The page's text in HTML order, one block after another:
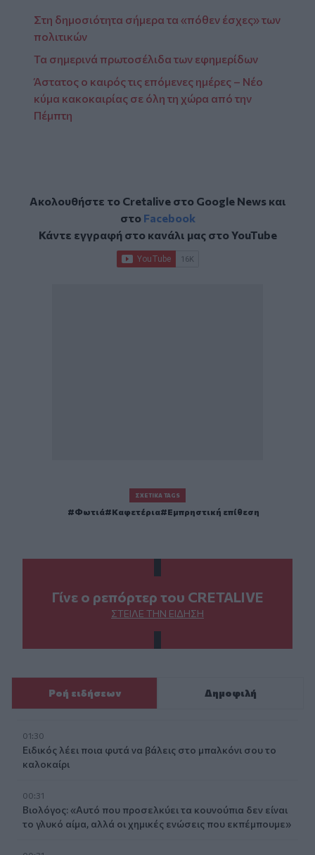
Στη δημοσιότητα σήμερα τα «πόθεν έσχες» των
πολιτικών
Τα σημερινά πρωτοσέλιδα των εφημερίδων
Άστατος ο καιρός τις επόμενες ημέρες – Νέο
κύμα κακοκαιρίας σε όλη τη χώρα από την
Πέμπτη
Ακολουθήστε το Cretalive στο Google Newsκαι
στο Facebook
Κάντε εγγραφή στο κανάλι μας στοYouTube
ΣΧΕΤΙΚΆ TAGS
Φωτιά Καφετέρια Εμπρηστική επίθεση
Γίνε ο ρεπόρτερ του CRETALIVE
ΣΤΕΊΛΕ ΤΗΝ ΕΊΔΗΣΗ
Ροή ειδήσεων Δημοφιλή
01:30
Ειδικός λέει ποια φυτά να βάλεις στο μπαλκόνι σου το
καλοκαίρι
00:31
Βιολόγος: «Αυτό που προσελκύει τα κουνούπια δεν είναι
το γλυκό αίμα, αλλά οι χημικές ενώσεις που εκπέμπουμε»